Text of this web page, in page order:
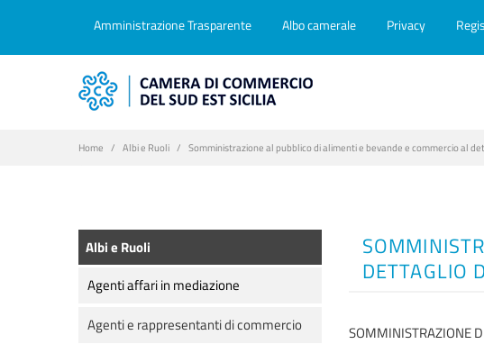
Home Albi e Ruoli Somministrazione al pubblico di alimenti e bevande e commercio al
Amministrazione Trasparente Albo camerale Privacy
Albi e Ruoli
Agenti affari in mediazione
Agenti e rappresentanti di commercio
DETTAGLIO
SOMMINISTRAZIONE